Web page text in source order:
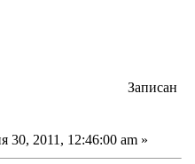
Записан
30, 2011, 12:46:00 am »